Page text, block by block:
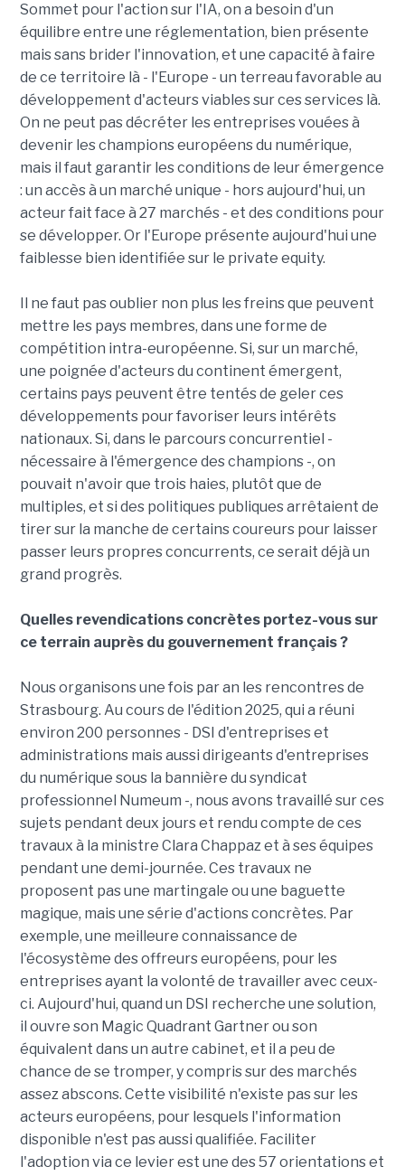
Sommet pour l'action sur l'IA, on a besoin d'un
équilibre entre une réglementation, bien présente
mais sans brider l'innovation, et une capacité à faire
de ce territoire là - l'Europe - un terreau favorable au
développement d'acteurs viables sur ces services là.
On ne peut pas décréter les entreprises vouées à
devenir les champions européens du numérique,
mais il faut garantir les conditions de leur émergence
: un accès à un marché unique - hors aujourd'hui, un
acteur fait face à 27 marchés - et des conditions pour
se développer. Or l'Europe présente aujourd'hui une
faiblesse bien identifiée sur le private equity.
Il ne faut pas oublier non plus les freins que peuvent
mettre les pays membres, dans une forme de
compétition intra-européenne. Si, sur un marché,
une poignée d'acteurs du continent émergent,
certains pays peuvent être tentés de geler ces
développements pour favoriser leurs intérêts
nationaux. Si, dans le parcours concurrentiel -
nécessaire à l'émergence des champions -, on
pouvait n'avoir que trois haies, plutôt que de
multiples, et si des politiques publiques arrêtaient de
tirer sur la manche de certains coureurs pour laisser
passer leurs propres concurrents, ce serait déjà un
grand progrès.
Quelles revendications concrètes portez-vous sur
ce terrain auprès du gouvernement français ?
Nous organisons une fois par an les rencontres de
Strasbourg. Au cours de l'édition 2025, qui a réuni
environ 200 personnes - DSI d'entreprises et
administrations mais aussi dirigeants d'entreprises
du numérique sous la bannière du syndicat
professionnel Numeum -, nous avons travaillé sur ces
sujets pendant deux jours et rendu compte de ces
travaux à la ministre Clara Chappaz et à ses équipes
pendant une demi-journée. Ces travaux ne
proposent pas une martingale ou une baguette
magique, mais une série d'actions concrètes. Par
exemple, une meilleure connaissance de
l'écosystème des offreurs européens, pour les
entreprises ayant la volonté de travailler avec ceux-
ci. Aujourd'hui, quand un DSI recherche une solution,
il ouvre son Magic Quadrant Gartner ou son
équivalent dans un autre cabinet, et il a peu de
chance de se tromper, y compris sur des marchés
assez abscons. Cette visibilité n'existe pas sur les
acteurs européens, pour lesquels l'information
disponible n'est pas aussi qualifiée. Faciliter
l'adoption via ce levier est une des 57 orientations et